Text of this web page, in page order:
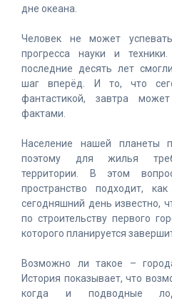
дне океана.
Человек не может
прогресса науки и
последние десять лет
шаг вперёд. И то, что
фантастикой, завтра
фактами.
Население нашей планеты
поэтому для жилья
территории. В этом
пространство подходит,
сегодняшний день известно,
по строительству первого
которого планируется
Возможно ли такое –
История показывает, что
когда и подводные